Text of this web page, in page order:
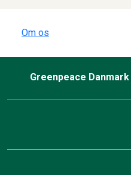
Om os
Greenpeace Danmark